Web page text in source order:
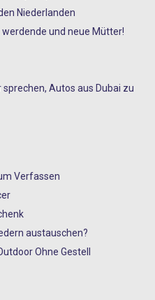
Niederlanden
und neue Mütter!
Autos aus Dubai zu
Verfassen
austauschen?
Ohne Gestell